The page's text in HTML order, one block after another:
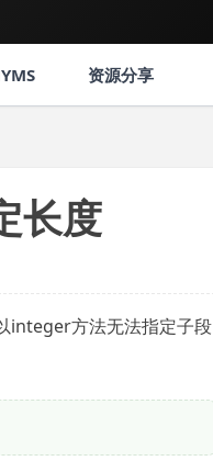
资源分享
长度
integer方法无法指定子段